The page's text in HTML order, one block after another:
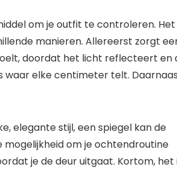
om je outfit te controleren. Het
manieren. Allereerst zorgt
doordat het licht reflecteert en
waar elke centimeter telt.
elegante stijl, een spiegel kan de
om je ochtendroutine
je de deur uitgaat. Kortom, het